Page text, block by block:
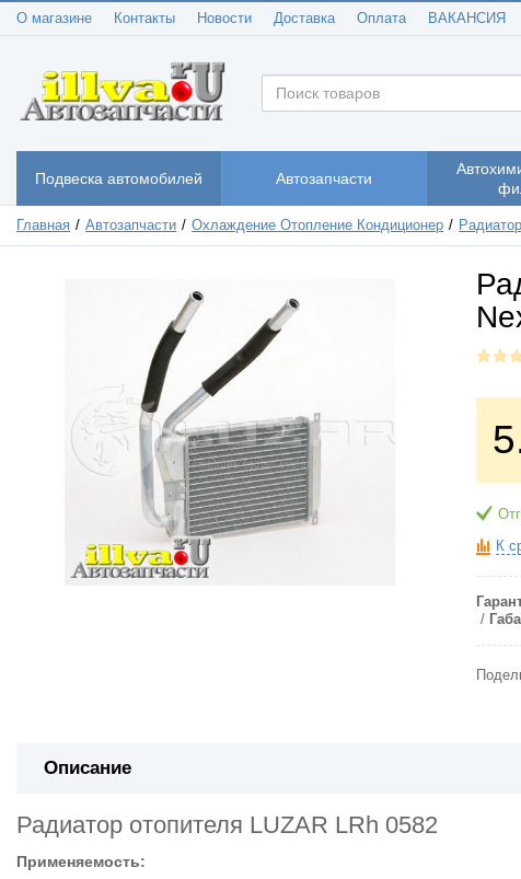
О магазине Контакты Новости Доставка Оплата ВАКАНСИЯ
Подвеска автомобилей Автозапчасти
Главная Автозапчасти Охлаждение Отопление Кондиционер
К
Описание
Радиатор отопителя LUZAR LRh 0582
Применяемость: